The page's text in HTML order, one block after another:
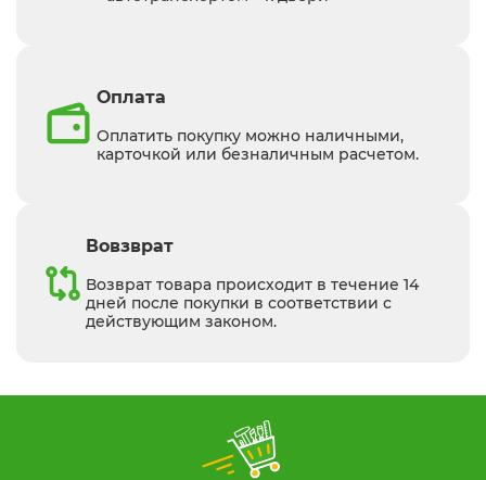
Оплата
Оплатить покупку можно наличными,
карточкой или безналичным расчетом.
Вовзврат
Возврат товара происходит в течение 14
дней после покупки в соответствии с
действующим законом.